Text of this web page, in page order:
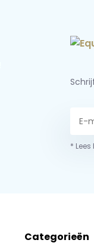
*
Categorieën